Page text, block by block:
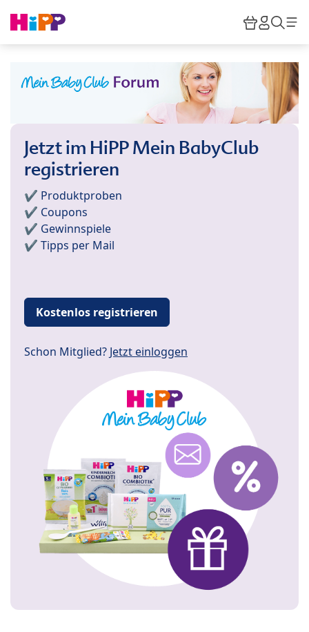
HiPP
Jetzt im HiPP Mein BabyClub
registrieren
✔️ Produktproben
✔️ Coupons
✔️ Gewinnspiele
✔️ Tipps per Mail
Kostenlos registrieren
Schon Mitglied? Jetzt einloggen